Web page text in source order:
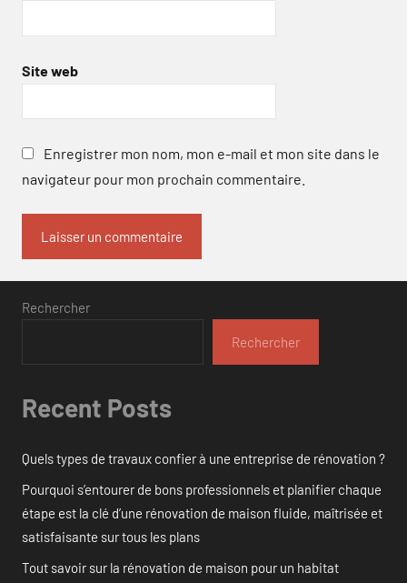
Site web
Enregistrer mon nom, mon e-mail et mon site dans le
navigateur pour mon prochain commentaire.
Rechercher
Rechercher
Recent Posts
Quels types de travaux confier à une entreprise de rénovation ?
Pourquoi s’entourer de bons professionnels et planifier chaque
étape est la clé d’une rénovation de maison fluide, maîtrisée et
satisfaisante sur tous les plans
Tout savoir sur la rénovation de maison pour un habitat